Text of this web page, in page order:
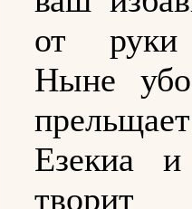
от руки
Ныне
Езекиа